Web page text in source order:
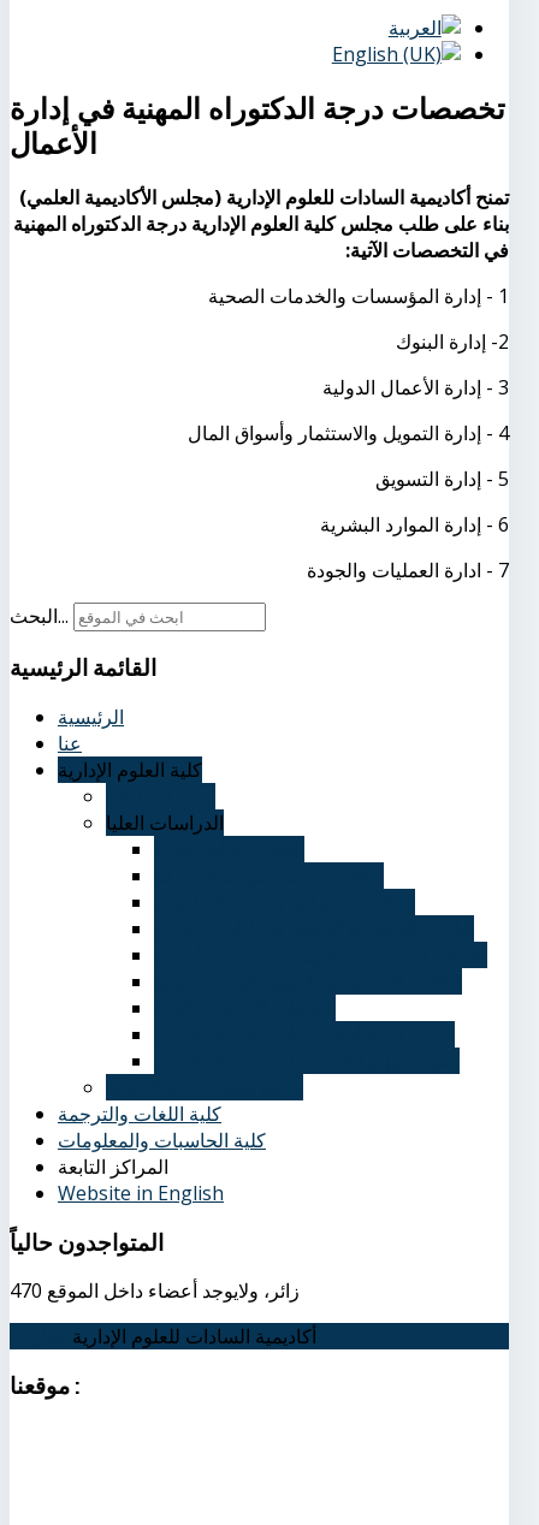
تخصصات درجة الدكتوراه المهنية في إدارة
الأعمال
تمنح أكاديمية السادات للعلوم الإدارية (مجلس الأكاديمية العلمي)
بناء على طلب مجلس كلية العلوم الإدارية درجة الدكتوراه المهنية
في التخصصات الآتية:
1 - إدارة المؤسسات والخدمات الصحية
2- إدارة البنوك
3 - إدارة الأعمال الدولية
4 - إدارة التمويل والاستثمار وأسواق المال
5 - إدارة التسويق
6 - إدارة الموارد البشرية
7 - ادارة العمليات والجودة
البحث...
القائمة الرئيسية
الرئيسية
عنا
كلية العلوم الإدارية
الدراسات العليا
كلية اللغات والترجمة
كلية الحاسبات والمعلومات
المراكز التابعة
Website in English
المتواجدون حالياً
470 زائر، ولايوجد أعضاء داخل الموقع
أكاديمية السادات للعلوم الإدارية
: